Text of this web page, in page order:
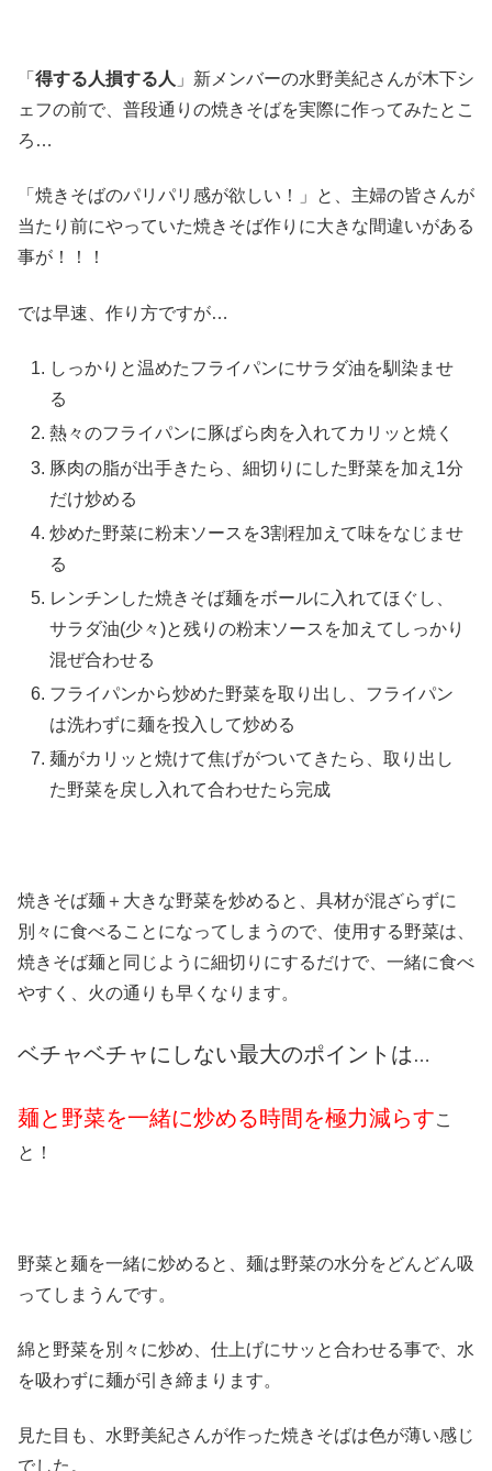
「 得する人損する人 」新メンバーの水野美紀さんが木下シ
ェフの前で、普段通りの焼きそばを実際に作ってみたとこ
ろ…
「焼きそばのパリパリ感が欲しい！」と、主婦の皆さんが
当たり前にやっていた焼きそば作りに大きな間違いがある
事が！！！
では早速、作り方ですが…
しっかりと温めたフライパンにサラダ油を馴染ませ
る
熱々のフライパンに豚ばら肉を入れてカリッと焼く
豚肉の脂が出手きたら、細切りにした野菜を加え1分
だけ炒める
炒めた野菜に粉末ソースを3割程加えて味をなじませ
る
レンチンした焼きそば麺をボールに入れてほぐし、
サラダ油(少々)と残りの粉末ソースを加えてしっかり
混ぜ合わせる
フライパンから炒めた野菜を取り出し、フライパン
は洗わずに麺を投入して炒める
麺がカリッと焼けて焦げがついてきたら、取り出し
た野菜を戻し入れて合わせたら完成
焼きそば麺＋大きな野菜を炒めると、具材が混ざらずに
別々に食べることになってしまうので、使用する野菜は、
焼きそば麺と同じように細切りにするだけで、一緒に食べ
やすく、火の通りも早くなります。
ベチャベチャにしない最大のポイントは …
麺と野菜を一緒に炒める時間を極力減らすこ
と！
野菜と麺を一緒に炒めると、麺は野菜の水分をどんどん吸
ってしまうんです。
綿と野菜を別々に炒め、仕上げにサッと合わせる事で、水
を吸わずに麺が引き締まります。
見た目も、水野美紀さんが作った焼きそばは色が薄い感じ
でした。